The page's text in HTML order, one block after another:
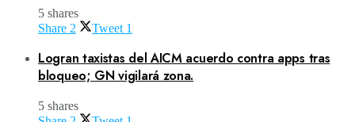
5 shares
Share 2 Tweet 1
Logran taxistas del AICM acuerdo contra apps tras
bloqueo; GN vigilará zona.
5 shares